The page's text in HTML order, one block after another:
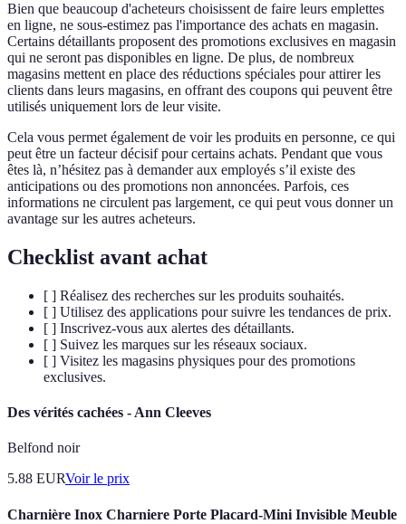
Bien que beaucoup d'acheteurs choisissent de faire leurs emplettes
en ligne, ne sous-estimez pas l'importance des achats en magasin.
Certains détaillants proposent des promotions exclusives en magasin
qui ne seront pas disponibles en ligne. De plus, de nombreux
magasins mettent en place des réductions spéciales pour attirer les
clients dans leurs magasins, en offrant des coupons qui peuvent être
utilisés uniquement lors de leur visite.
Cela vous permet également de voir les produits en personne, ce qui
peut être un facteur décisif pour certains achats. Pendant que vous
êtes là, n’hésitez pas à demander aux employés s’il existe des
anticipations ou des promotions non annoncées. Parfois, ces
informations ne circulent pas largement, ce qui peut vous donner un
avantage sur les autres acheteurs.
Checklist avant achat
[ ] Réalisez des recherches sur les produits souhaités.
[ ] Utilisez des applications pour suivre les tendances de prix.
[ ] Inscrivez-vous aux alertes des détaillants.
[ ] Suivez les marques sur les réseaux sociaux.
[ ] Visitez les magasins physiques pour des promotions
exclusives.
Des vérités cachées - Ann Cleeves
Belfond noir
5.88 EURVoir le prix
Charnière Inox Charniere Porte Placard-Mini Invisible Meuble